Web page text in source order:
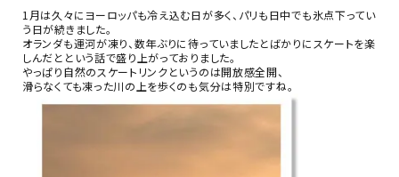
金具・パーツ類
フルキット
Jolipapier
1月は久々にヨーロッパも冷え込む日が多く、パリも日中でも氷点下ってい
う日が続きました。
オランダも運河が凍り、数年ぶりに待っていましたとばかりにスケートを楽
しんだとという話で盛り上がっておりました。
やっぱり自然のスケートリンクというのは開放感全開、
滑らなくても凍った川の上を歩くのも気分は特別ですね。